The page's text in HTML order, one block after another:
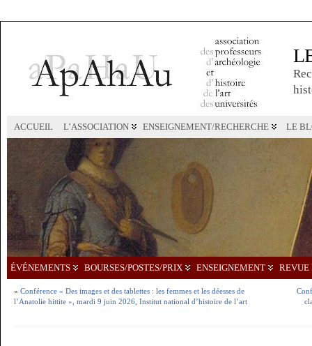
ACCUEIL L’ASSOCIATION ENSEIGNEMENT/RECHERCHE LE
ÉVÉNEMENTS BOURSES/POSTES/PRIX ENSEIGNEMENT REVUE
« Conférence « Des images et des tablettes : les femmes et les déesses de
l’Anatolie hittite », mardi 9 juin 2026, Institut national d’histoire de l’art